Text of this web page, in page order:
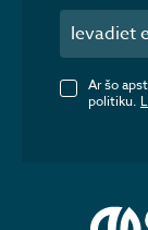
Ar šo
politiku.